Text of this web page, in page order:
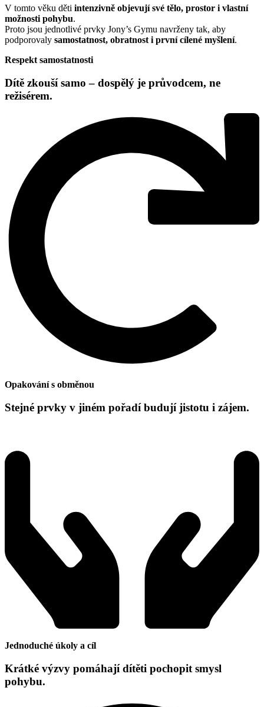
V tomto věku děti intenzivně objevují své tělo, prostor i vlastní
možnosti pohybu.
Proto jsou jednotlivé prvky Jony’s Gymu navrženy tak, aby
podporovaly samostatnost, obratnost i první cílené myšlení.
Respekt samostatnosti
Dítě zkouší samo – dospělý je průvodcem, ne
režisérem.
Opakování s obměnou
Stejné prvky v jiném pořadí budují jistotu i zájem.
Jednoduché úkoly a cíl
Krátké výzvy pomáhají dítěti pochopit smysl
pohybu.